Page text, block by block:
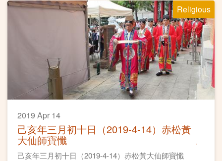
Religious
2019 Apr 14
己亥年三月初十日（2019-4-14）赤松黃
大仙師寶懺
己亥年三月初十日（2019-4-14）赤松黃大仙師寶懺